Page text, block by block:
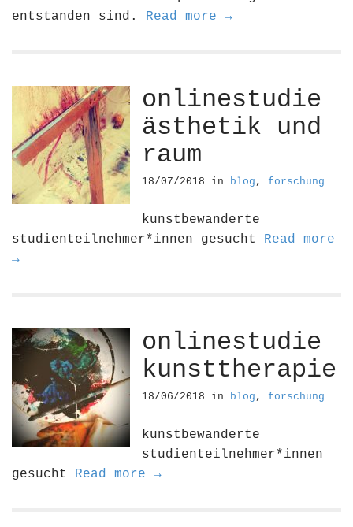
entstanden sind. Read more →
onlinestudie
ästhetik und
raum
18/07/2018 in blog , forschung
kunstbewanderte
studienteilnehmer*innen gesucht Read more
→
onlinestudie
kunsttherapie
18/06/2018 in blog , forschung
kunstbewanderte
studienteilnehmer*innen
gesucht Read more →